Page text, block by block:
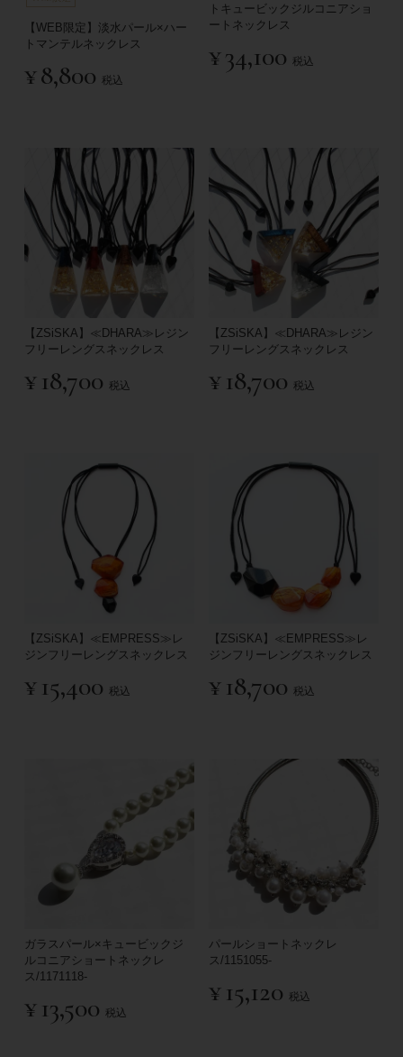
【WEB限定】淡水パール×ハー
トマンテルネックレス
¥8,800 税込
トキュービックジルコニアショ
ートネックレス
¥34,100 税込
【ZSiSKA】≪DHARA≫レジン
フリーレングスネックレス
¥ 18,700 税込
【ZSiSKA】≪DHARA≫レジン
フリーレングスネックレス
¥ 18,700 税込
【ZSiSKA】≪EMPRESS≫レ
ジンフリーレングスネックレス
¥ 15,400 税込
【ZSiSKA】≪EMPRESS≫レ
ジンフリーレングスネックレス
¥ 18,700 税込
ガラスパール×キュービックジ
ルコニアショートネックレ
ス/1171118-
¥ 13,500 税込
パールショートネックレ
ス/1151055-
¥ 15,120 税込